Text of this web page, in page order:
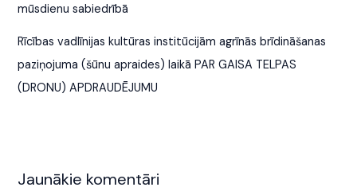
mūsdienu sabiedrībā
Rīcības vadlīnijas kultūras institūcijām agrīnās brīdināšanas
paziņojuma (šūnu apraides) laikā PAR GAISA TELPAS
(DRONU) APDRAUDĒJUMU
Jaunākie komentāri